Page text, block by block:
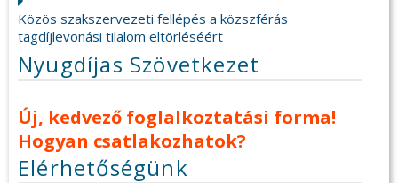
Közös szakszervezeti fellépés a közszférás
tagdíjlevonási tilalom eltörléséért
Nyugdíjas Szövetkezet
Új, kedvező foglalkoztatási forma!
Hogyan csatlakozhatok?
Elérhetőségünk